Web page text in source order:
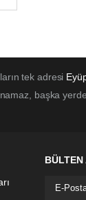
tek adresi
başka
BÜLTEN